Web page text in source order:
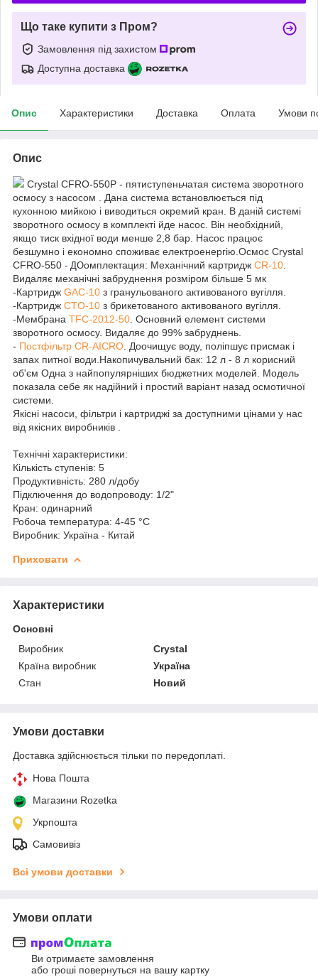
Що таке купити з Пром?
Замовлення під захистом
Доступна доставка
Опис Характеристики Доставка Оплата Умови
Опис
Crystal CFRO-550P - пятиступеньчатая система зворотного
осмосу з насосом . Дана система встановлюється під
кухонною мийкою і виводиться окремий кран. В даній системі
зворотного осмосу в комплекті йде насос. Він необхідний,
якщо тиск вхідної води менше 2,8 бар. Насос працює
безшумно і економно споживає електроенергію. Осмос Crystal
CFRO-550 - ДОомплектация: Механічний картридж СR-10
Видаляє механічні забруднення розміром більше 5 мк
-Картридж GAC-10 з гранульованого активованого вугілля.
-Картридж CTO-10 з брикетованого активованого вугілля.
-Мембрана TFC-2012-50 . Основний елемент системи
зворотного осмосу. Видаляє до 99% забруднень.
- Постфільтр CR-AICRO . Доочищує воду, поліпшує присмак і
запах питної води.Накопичувальний бак: 12 л - 8 л корисний
об'єм Одна з найпопулярніших бюджетних моделей. Модель
показала себе як надійний і простий варіант назад осмотичної
системи.
Якісні насоси, фільтри і картриджі за доступними цінами у нас
від якісних виробників .
Технічні характеристики:
Кількість ступенів: 5
Продуктивність: 280 л/добу
Підключення до водопроводу: 1/2"
Кран: одинарний
Робоча температура: 4-45 °С
Виробник: Україна - Китай
Приховати
Характеристики
Основні
Виробник
Crystal
Країна виробник
Україна
Стан
Новий
Умови доставки
Доставка здійснюється тільки по передоплаті.
Нова Пошта
Магазини Rozetka
Укрпошта
Самовивіз
Всі умови доставки
Умови оплати
Ви отримаєте замовлення
або гроші повернуться на вашу картку